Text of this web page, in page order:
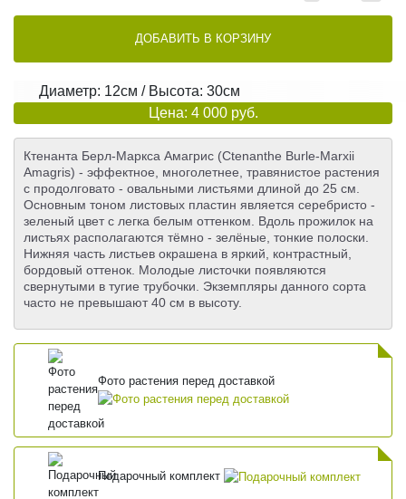
ДОБАВИТЬ В КОРЗИНУ
Диаметр: 12см / Высота: 30см
Цена: 4 000 руб.
Ктенанта Берл-Маркса Амагрис (Ctenanthe Burle-Marxii
Amagris) - эффектное, многолетнее, травянистое растения
с продолговато - овальными листьями длиной до 25 см.
Основным тоном листовых пластин является серебристо -
зеленый цвет с легка белым оттенком. Вдоль прожилок на
листьях располагаются тёмно - зелёные, тонкие полоски.
Нижняя часть листьев окрашена в яркий, контрастный,
бордовый оттенок. Молодые листочки появляются
свернутыми в тугие трубочки. Экземпляры данного сорта
часто не превышают 40 см в высоту.
Фото растения перед доставкой
Подарочный комплект